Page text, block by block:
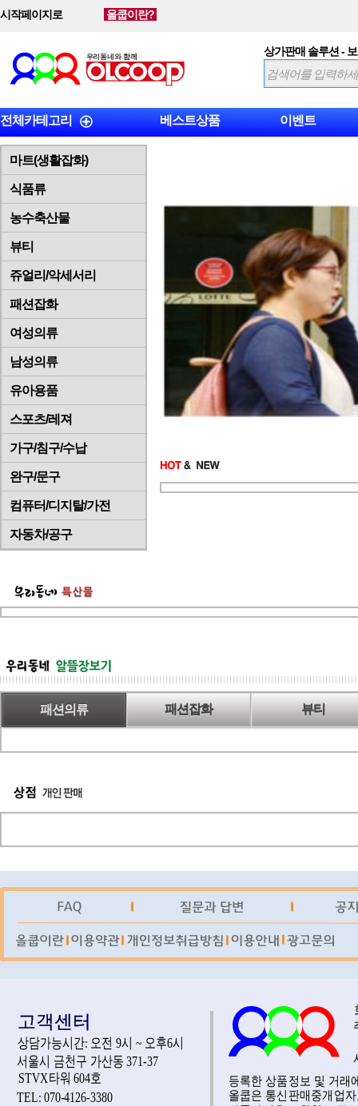
시작페이지로 올쿱이란?
상가판매 솔루션 -
전체카테고리 베스트상품 이벤트
마트(생활잡화)
식품류
농수축산물
뷰티
쥬얼리/악세서리
패션잡화
여성의류
남성의류
유아용품
스포츠/레져
가구/침구/수납
완구/문구
컴퓨터/디지탈/가전
자동차/공구
패션의류 패션잡화 뷰티